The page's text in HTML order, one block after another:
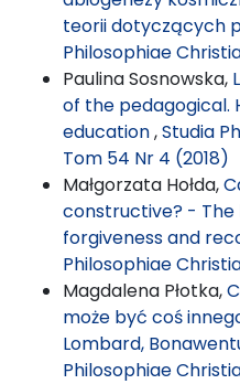
teorii dotyczących
Philosophiae
Paulina Sosnowska,
of the pedagogical.
education,Studia
Tom 54 Nr 4 (2018)
Małgorzata Hołda,
constructive? -
forgiveness and
Philosophiae
Magdalena Płotka,
może być coś
Lombard,
Philosophiae